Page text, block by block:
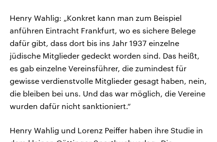
Henry Wahlig: „Konkret kann man zum Beispiel
anführen Eintracht Frankfurt, wo es sichere Belege
dafür gibt, dass dort bis ins Jahr 1937 einzelne
jüdische Mitglieder gedeckt worden sind. Das heißt,
es gab einzelne Vereinsführer, die zumindest für
gewisse verdienstvolle Mitglieder gesagt haben, nein,
die bleiben bei uns. Und das war möglich, die Vereine
wurden dafür nicht sanktioniert.“
Henry Wahlig und Lorenz Peiffer haben ihre Studie in